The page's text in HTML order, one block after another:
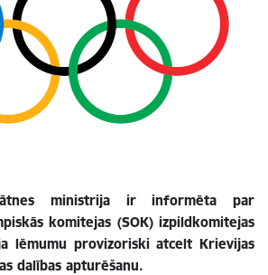
ministrija ir informēta par
komitejas (SOK) izpildkomitejas
lēmumu provizoriski atcelt Krievijas
dalības apturēšanu.